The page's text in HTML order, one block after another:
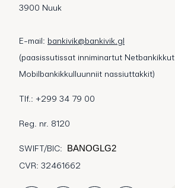
3900 Nuuk
E-mail: bankivik@bankivik.gl
(paasissutissat inniminartut Netbankikkut
Mobilbankikkulluunniit nassiuttakkit)
Tlf.: +299 34 79 00
Reg. nr. 8120
SWIFT/BIC:
BANOGLG2
CVR: 32461662